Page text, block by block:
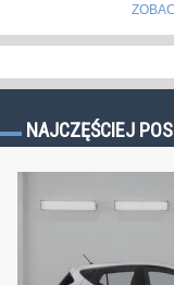
NAJCZĘŚCIEJ